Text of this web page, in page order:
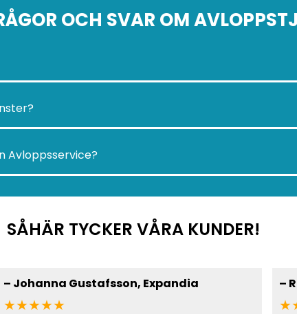
OCH SVAR OM
Avloppsservice?
SÅHÄR TYCKER VÅRA KUNDER!
– Johanna Gustafsson, Expandia
★★★★★
–